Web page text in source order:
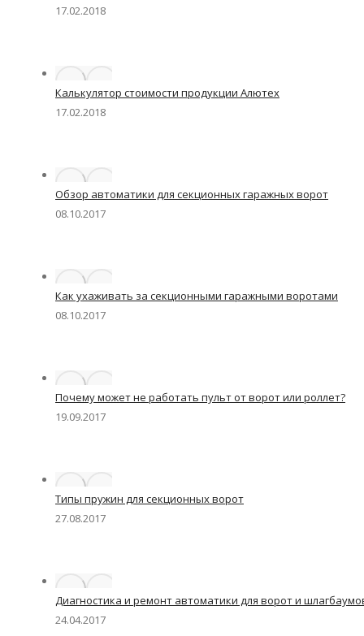
17.02.2018
Калькулятор стоимости продукции Алютех
17.02.2018
Обзор автоматики для секционных гаражных ворот
08.10.2017
Как ухаживать за секционными гаражными воротами
08.10.2017
Почему может не работать пульт от ворот или роллет?
19.09.2017
Типы пружин для секционных ворот
27.08.2017
Диагностика и ремонт автоматики для ворот и
24.04.2017